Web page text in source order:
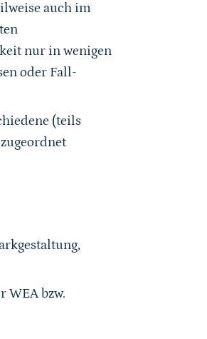
auch im
nur in wenigen
oder Fall-
(teils
WEA bzw.